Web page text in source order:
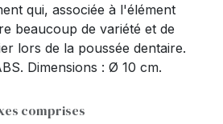
qui, associée à l'élément
beaucoup de variété et de
lors de la poussée dentaire.
Dimensions : Ø 10 cm.
comprises